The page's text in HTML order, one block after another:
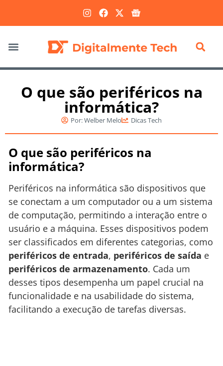
O que são periféricos na
informática?
Por:Welber Melo Dicas Tech
O que são periféricos na
informática?
Periféricos na informática são dispositivos que
se conectam a um computador ou a um sistema
de computação, permitindo a interação entre o
usuário e a máquina. Esses dispositivos podem
ser classificados em diferentes categorias, como
periféricos de entrada, periféricos de saída e
periféricos de armazenamento. Cada um
desses tipos desempenha um papel crucial na
funcionalidade e na usabilidade do sistema,
facilitando a execução de tarefas diversas.